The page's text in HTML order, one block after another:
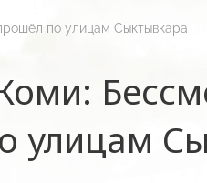
по улицам Сыктывкара
улицам